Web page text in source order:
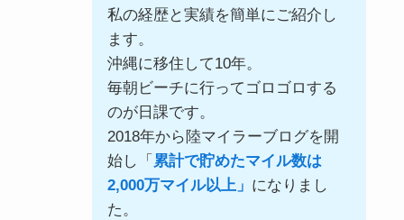
私の経歴と実績を簡単にご紹介し
ます。
沖縄に移住して10年。
毎朝ビーチに行ってゴロゴロする
のが日課です。
2018年から陸マイラーブログを開
始し「 累計で貯めたマイル数は
2,000万マイル以上」 になりまし
た。